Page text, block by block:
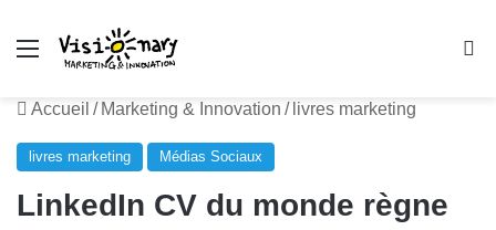
Menu
Accueil / Marketing & Innovation / livres marketing
livres marketing Médias Sociaux
LinkedIn CV du monde règne